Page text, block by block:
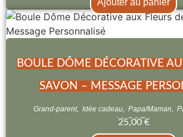
Ajouter au panier
BOULE DÔME DÉCORATIVE
SAVON – MESSAGE
Grand-parent, Idée cadeau, Papa/Maman,
25,00 €